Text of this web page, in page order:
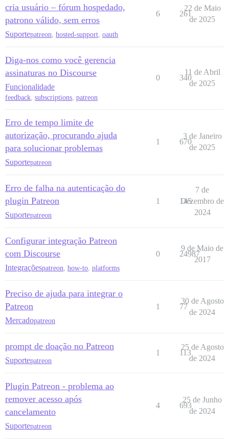
cria usuário – fórum hospedado,
patrono válido, sem erros
Suportepatreon hosted-support oauth
6 261
22 de Maio
de 2025
Diga-nos como você gerencia
assinaturas no Discourse
Funcionalidade
feedback, subscriptions, patreon
0 340
11 de Abril
de 2025
Erro de tempo limite de
autorização, procurando ajuda
para solucionar problemas
Suportepatreon
1 670
3 de Janeiro
de 2025
Erro de falha na autenticação do
plugin Patreon
Suportepatreon
1 145
7 de
Dezembro de
2024
Configurar integração Patreon
com Discourse
Integraçõespatreon how-to platforms
0 24987
9 de Maio de
2017
Preciso de ajuda para integrar o
Patreon
Mercadopatreon
1 77
30 de Agosto
de 2024
prompt de doação no Patreon
Suportepatreon
1 113
25 de Agosto
de 2024
Plugin Patreon - problema ao
remover acesso após
cancelamento
Suportepatreon
4 693
25 de Junho
de 2024